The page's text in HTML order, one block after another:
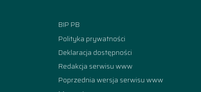
BIP PB
Polityka prywatności
Deklaracja dostępności
Redakcja serwisu www
Poprzednia wersja serwisu www